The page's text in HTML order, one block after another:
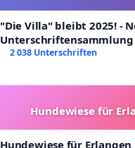
"Die Villa" bleibt 2025! -
Erhalt der Villa
2 038 Unterschriften
Hundewiese für
Hundewiese für Erlangen